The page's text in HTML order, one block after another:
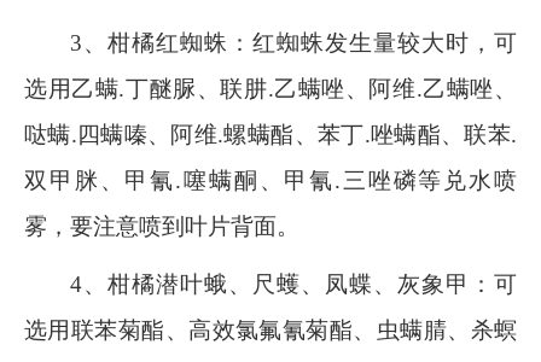
3、柑橘红蜘蛛：红蜘蛛发生量较大时，可
选用乙螨.丁醚脲、联肼.乙螨唑、阿维.乙螨唑、
哒螨.四螨嗪、阿维.螺螨酯、苯丁.唑螨酯、联苯.
双甲脒、甲氰.噻螨酮、甲氰.三唑磷等兑水喷
雾，要注意喷到叶片背面。
4、柑橘潜叶蛾、尺蠖、凤蝶、灰象甲：可
选用联苯菊酯、高效氯氟氰菊酯、虫螨腈、杀螟